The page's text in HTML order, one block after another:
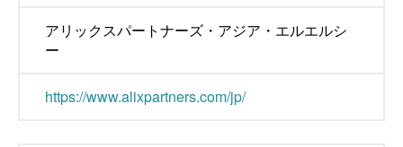
アリックスパートナーズ・アジア・エルエルシ
ー
https://www.alixpartners.com/jp/